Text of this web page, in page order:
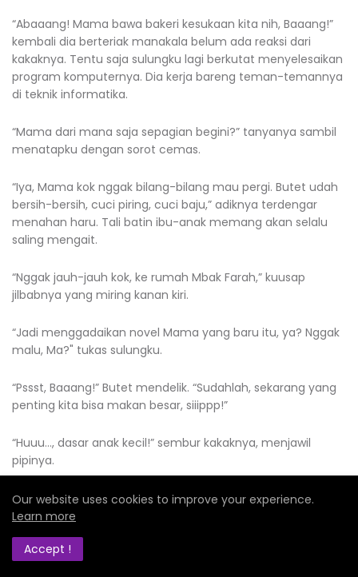
“Abaaang! Mama bawa bakeri kesukaan kita nih, Baaang!”
kembali dia berteriak manakala belum ada reaksi dari
kakaknya. Tentu saja sulungku lagi berkutat menyelesaikan
program komputernya. Dia kerja bareng teman-temannya
di teknik informatika.
“Mama dari mana saja sepagian begini?” tanyanya sambil
menatapku dengan sorot cemas.
“Iya, Mama kok nggak bilang-bilang mau pergi. Butet udah
bersih-bersih, cuci piring, cuci baju,” adiknya terdengar
menahan haru. Tali batin ibu-anak memang akan selalu
saling mengait.
“Nggak jauh-jauh kok, ke rumah Mbak Farah,” kuusap
jilbabnya yang miring kanan kiri.
“Jadi menggadaikan novel Mama yang baru itu, ya? Nggak
malu, Ma?" tukas sulungku.
“Pssst, Baaang!” Butet mendelik. “Sudahlah, sekarang yang
penting kita bisa makan besar, siiippp!”
“Huuu…, dasar anak kecil!” sembur kakaknya, menjawil
pipinya.
Tanpa banyak bicara lagi, kutatap sepasang mutiaraku
yang sedang menikmati bakeri. Makanan semewah begini
depan, terkunci rapat dari dalam. Apa belum muncul sejak
Our website uses cookies to improve your experience.
Learn more
Accept !